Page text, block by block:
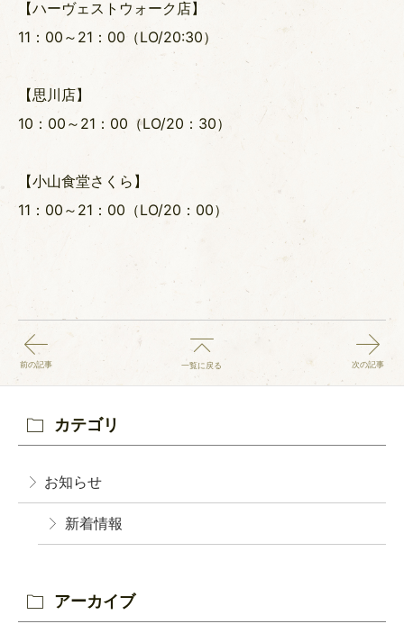
【ハーヴェストウォーク店】
11：00～21：00（LO/20:30）
【思川店】
10：00～21：00（LO/20：30）
【小山食堂さくら】
11：00～21：00（LO/20：00）
前の記事 一覧に戻る 次の記事
カテゴリ
お知らせ
新着情報
アーカイブ